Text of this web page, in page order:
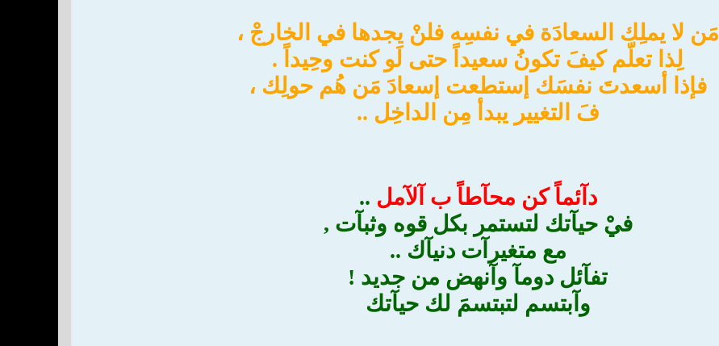
مَن لا يملِك السعادَة في نفسِه فلنْ يجدها في الخارجْ ،
لِذا تعلّم كيفَ تكونُ سعيداً حتى لَو كنت وحِيداً .
فإذا أسعدتَ نفسَك إستطعت إسعادَ مَن هُم حولِك ،
فَ التغيير يبدأ مِن الداخِل ..
دآئماً كن محآطاً ب آلآمل ..
فيْ حيآتك لتستمر بكل قوه وثبآت ,
مع متغيرآت دنيآك ..
تفآئل دومآ وآنهض من جديد !
وآبتسم لتبتسمَ لك حيآتك